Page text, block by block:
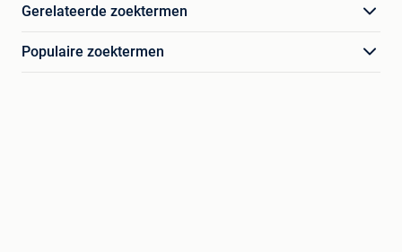
Gerelateerde zoektermen
Populaire zoektermen